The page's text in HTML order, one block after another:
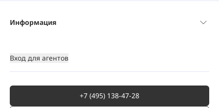
+7 (495) 138-47-28
Информация
Вход для агентов